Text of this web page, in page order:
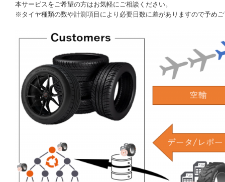
本サービスをご希望の方はお気軽にご相談ください。
※タイヤ種類の数や計測項目により必要日数に差がありますので予め